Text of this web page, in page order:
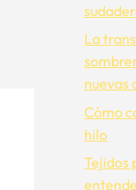
La
nuevas
Cómo
hilo
Tejidos